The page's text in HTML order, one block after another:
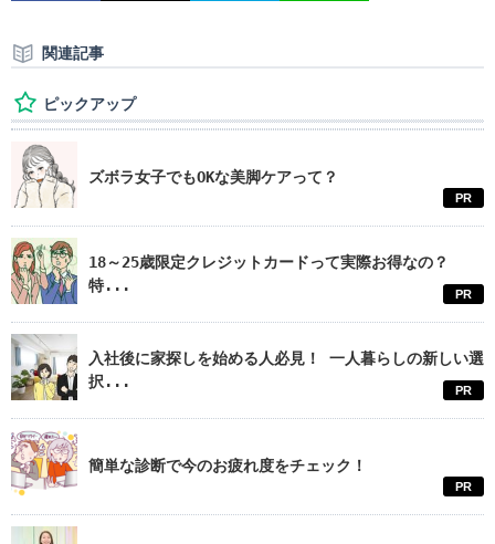
関連記事
ピックアップ
ズボラ女子でもOKな美脚ケアって？
PR
18～25歳限定クレジットカードって実際お得なの？
特...
PR
入社後に家探しを始める人必見！ 一人暮らしの新しい選
択...
PR
簡単な診断で今のお疲れ度をチェック！
PR